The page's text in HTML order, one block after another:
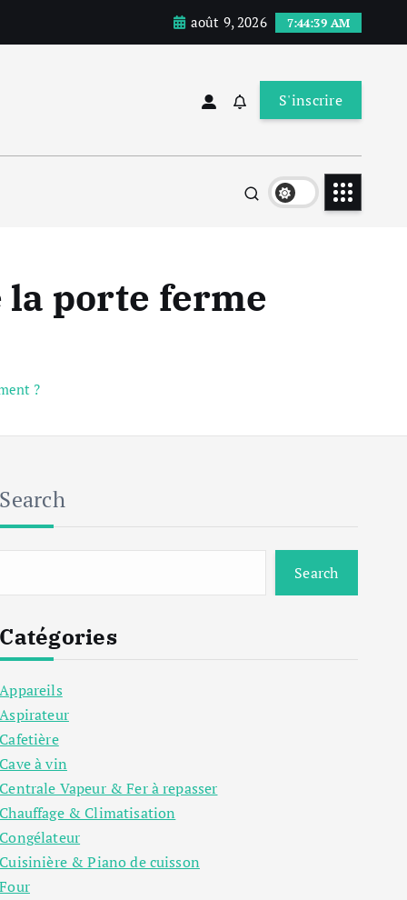
août 9, 2026 7:44:40 AM
S'inscrire
la porte ferme
?
Search
Search
Catégories
Appareils
Aspirateur
Cafetière
Cave à vin
Centrale Vapeur & Fer à repasser
Chauffage & Climatisation
Congélateur
Cuisinière & Piano de cuisson
Four